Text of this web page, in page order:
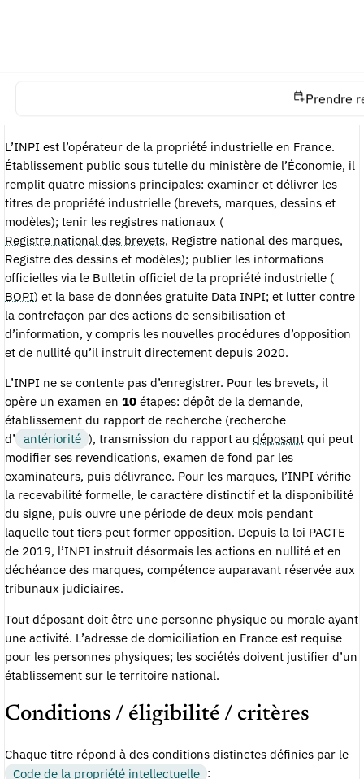
Prendre
L’INPI est l’opérateur de la propriété industrielle en France.
Établissement public sous tutelle du ministère de l’Économie, il
remplit quatre missions principales: examiner et délivrer les
titres de propriété industrielle (brevets, marques, dessins et
modèles); tenir les registres nationaux (
Registre national des brevets, Registre national des marques,
Registre des dessins et modèles); publier les informations
officielles via le Bulletin officiel de la propriété industrielle (
BOPI) et la base de données gratuite Data INPI; et lutter contre
la contrefaçon par des actions de sensibilisation et
d’information, y compris les nouvelles procédures d’opposition
et de nullité qu’il instruit directement depuis 2020.
L’INPI ne se contente pas d’enregistrer. Pour les brevets, il
opère un examen en 10 étapes: dépôt de la demande,
établissement du rapport de recherche (recherche
d’ antériorité ), transmission du rapport audéposant qui peut
modifier ses revendications, examen de fond par les
examinateurs, puis délivrance. Pour les marques, l’INPI vérifie
la recevabilité formelle, le caractère distinctif et la disponibilité
du signe, puis ouvre une période de deux mois pendant
laquelle tout tiers peut former opposition. Depuis la loi PACTE
de 2019, l’INPI instruit désormais les actions en nullité et en
déchéance des marques, compétence auparavant réservée aux
tribunaux judiciaires.
Tout déposant doit être une personne physique ou morale ayant
une activité. L’adresse de domiciliation en France est requise
pour les personnes physiques; les sociétés doivent justifier d’un
établissement sur le territoire national.
Conditions / éligibilité / critères
Chaque titre répond à des conditions distinctes définies par le
Code de la propriété intellectuelle :